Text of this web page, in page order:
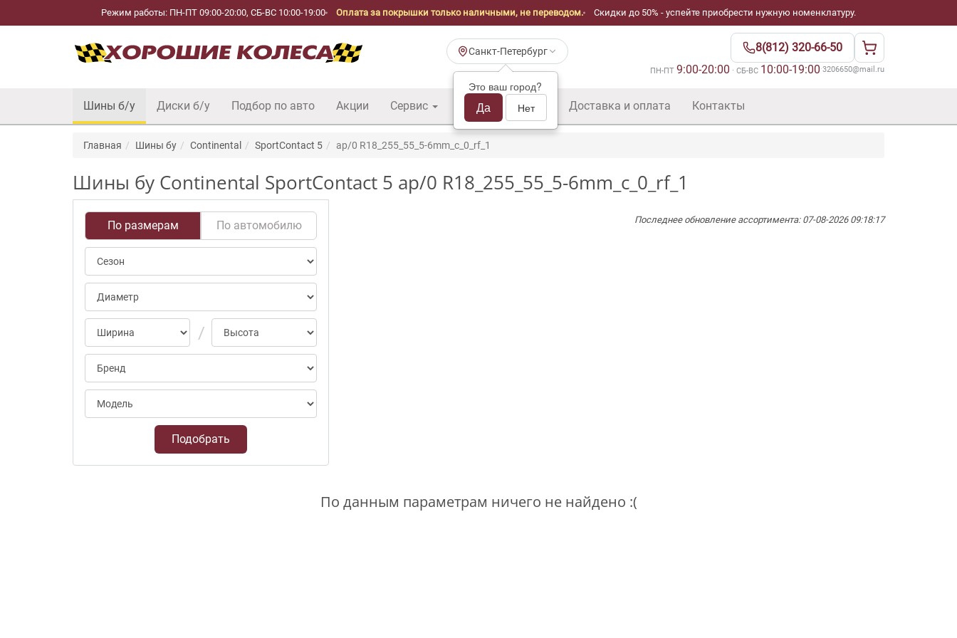
Режим работы: ПН-ПТ 09:00-20:00, СБ-ВС 10:00-19:00 Оплата за покрышки только наличными, не переводом. Скидки до 50% - успейте приобрести нужную номенклатуру.
Санкт-Петербург
Это ваш город?
Да Нет
8(812) 320-66-50
ПН-ПТ 9:00-20:00 · СБ-ВС 10:00-19:00·3206650@mail.ru
Шины б/у Диски б/у Подбор по авто Акции Сервис Шины б/у оптом Доставка и оплата Контакты
Главная Шины бу Continental SportContact 5 ap/0 R18_255_55_5-6mm_c_0_rf_1
Шины бу Continental SportContact 5 ap/0 R18_255_55_5-6mm_c_0_rf_1
По размерам По автомобилю
Подобрать
Последнее обновление ассортимента: 07-08-2026 09:18:17
По данным параметрам ничего не найдено :(